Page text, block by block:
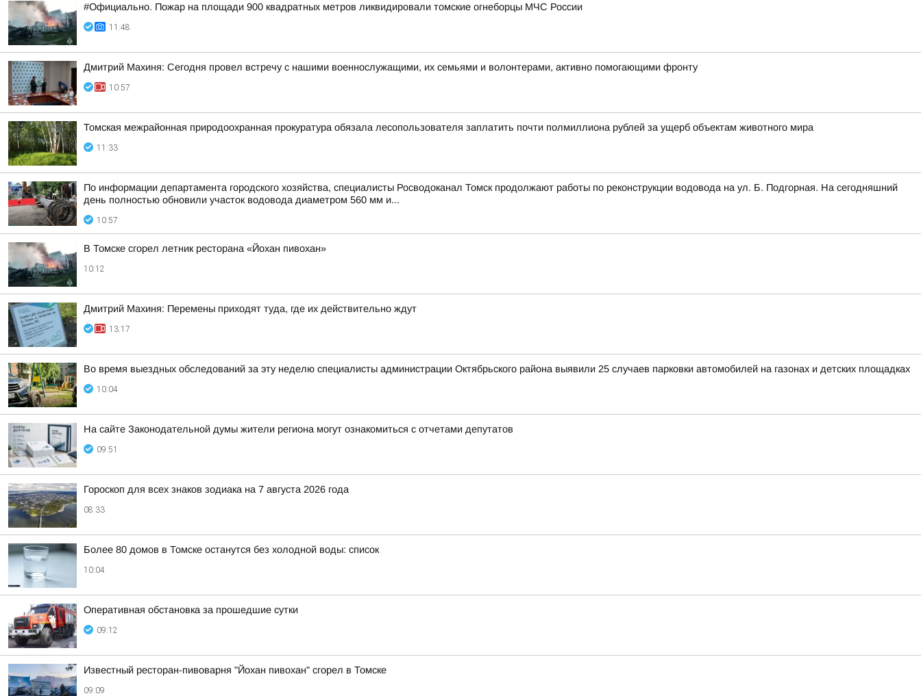
#Официально. Пожар на площади 900 квадратных метров ликвидировали томские огнеборцы МЧС России
11:48
Дмитрий Махиня: Сегодня провел встречу с нашими военнослужащими, их семьями и волонтерами, активно помогающими фронту
10:57
Томская межрайонная природоохранная прокуратура обязала лесопользователя заплатить почти полмиллиона рублей за ущерб объектам животного мира
11:33
По информации департамента городского хозяйства, специалисты Росводоканал Томск продолжают работы по реконструкции водовода на ул. Б. Подгорная. На сегодняшний
день полностью обновили участок водовода диаметром 560 мм и...
10:57
В Томске сгорел летник ресторана «Йохан пивохан»
10:12
Дмитрий Махиня: Перемены приходят туда, где их действительно ждут
13:17
Во время выездных обследований за эту неделю специалисты администрации Октябрьского района выявили 25 случаев парковки автомобилей на газонах и детских площадках
10:04
На сайте Законодательной думы жители региона могут ознакомиться с отчетами депутатов
09:51
Гороскоп для всех знаков зодиака на 7 августа 2026 года
08:33
Более 80 домов в Томске останутся без холодной воды: список
10:04
Оперативная обстановка за прошедшие сутки
09:12
Известный ресторан-пивоварня "Йохан пивохан" сгорел в Томске
09:09